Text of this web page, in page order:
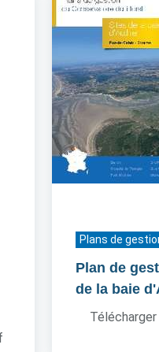
Plans de
Plan de
de la baie